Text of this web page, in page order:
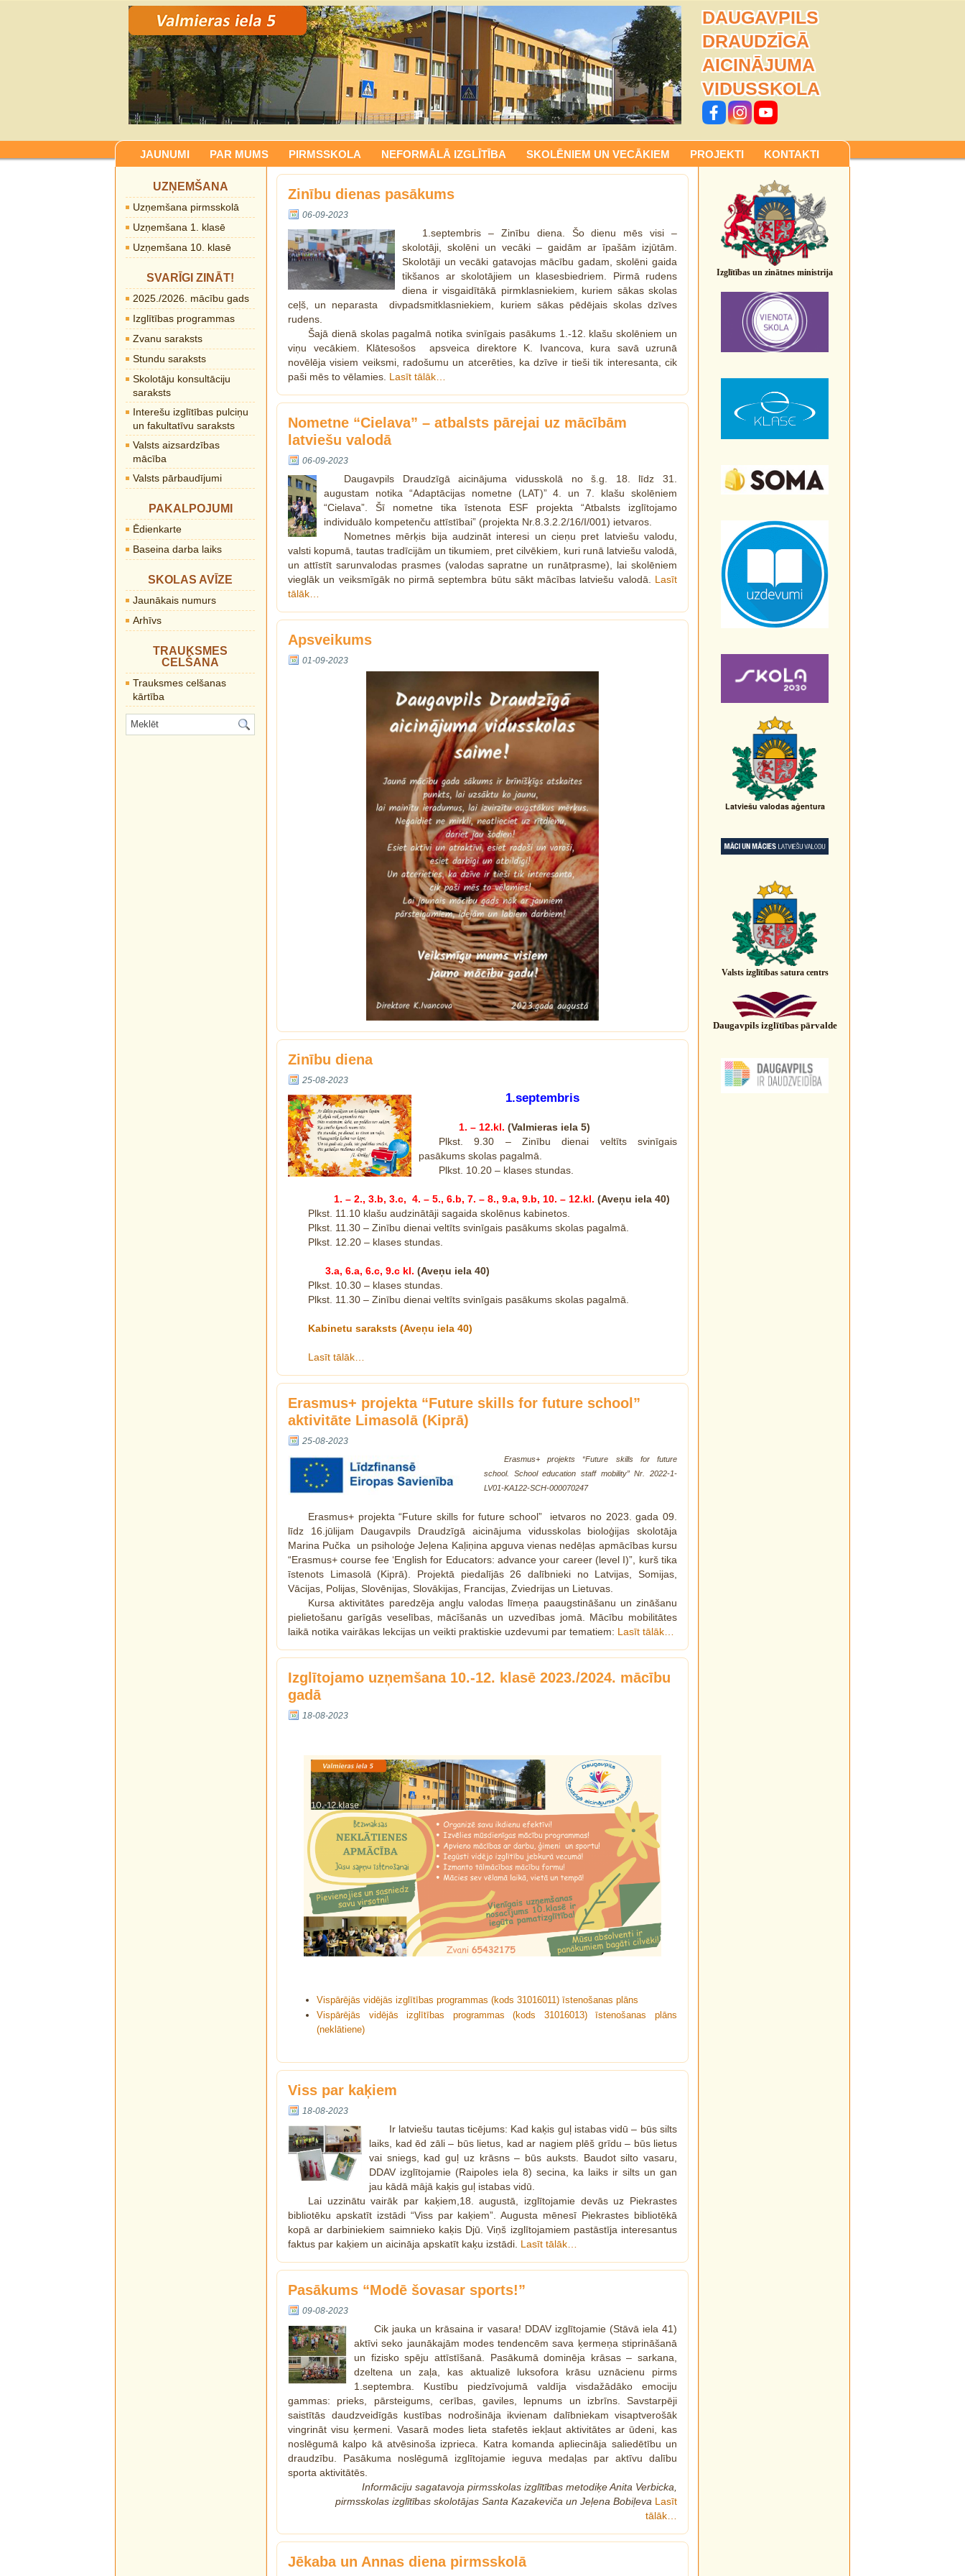
DAUGAVPILS
DRAUDZĪGĀ
AICINĀJUMA
VIDUSSKOLA
JAUNUMI PAR MUMS PIRMSSKOLA NEFORMĀLĀ IZGLĪTĪBA SKOLĒNIEM UN VECĀKIEM PROJEKTI KONTAKTI
UZŅEMŠANA
Uzņemšana pirmsskolā
Uzņemšana 1. klasē
Uzņemšana 10. klasē
SVARĪGI ZINĀT!
2025./2026. mācību gads
Izglītības programmas
Zvanu saraksts
Stundu saraksts
Skolotāju konsultāciju
saraksts
Interešu izglītības pulciņu
un fakultatīvu saraksts
Valsts aizsardzības
mācība
Valsts pārbaudījumi
PAKALPOJUMI
Ēdienkarte
Baseina darba laiks
SKOLAS AVĪZE
Jaunākais numurs
Arhīvs
TRAUKSMES
CELŠANA
Trauksmes celšanas
kārtība
Zinību dienas pasākums
06-09-2023
1.septembris – Zinību diena. Šo dienu mēs visi –
skolotāji, skolēni un vecāki – gaidām ar īpašām izjūtām.
Skolotāji un vecāki gatavojas mācību gadam, skolēni gaida
tikšanos ar skolotājiem un klasesbiedriem. Pirmā rudens
diena ir visgaidītākā pirmklasniekiem, kuriem sākas skolas
ceļš, un neparasta divpadsmitklasniekiem, kuriem sākas pēdējais skolas dzīves
rudens.
Šajā dienā skolas pagalmā notika svinīgais pasākums 1.-12. klašu skolēniem un
viņu vecākiem. Klātesošos apsveica direktore K. Ivancova, kura savā uzrunā
novēlēja visiem veiksmi, radošumu un atcerēties, ka dzīve ir tieši tik interesanta, cik
paši mēs to vēlamies. Lasīt tālāk…
Nometne “Cielava” – atbalsts pārejai uz mācībām
latviešu valodā
06-09-2023
Daugavpils Draudzīgā aicinājuma vidusskolā no š.g. 18. līdz 31.
augustam notika “Adaptācijas nometne (LAT)” 4. un 7. klašu skolēniem
“Cielava”. Šī nometne tika īstenota ESF projekta “Atbalsts izglītojamo
individuālo kompetenču attīstībai” (projekta Nr.8.3.2.2/16/I/001) ietvaros.
Nometnes mērķis bija audzināt interesi un cieņu pret latviešu valodu,
valsti kopumā, tautas tradīcijām un tikumiem, pret cilvēkiem, kuri runā latviešu valodā,
un attīstīt sarunvalodas prasmes (valodas sapratne un runātprasme), lai skolēniem
vieglāk un veiksmīgāk no pirmā septembra būtu sākt mācības latviešu valodā. Lasīt
tālāk…
Apsveikums
01-09-2023
Zinību diena
25-08-2023
1.septembris
1. – 12.kl. (Valmieras iela 5)
Plkst. 9.30 – Zinību dienai veltīts svinīgais
pasākums skolas pagalmā.
Plkst. 10.20 – klases stundas.
1. – 2., 3.b, 3.c, 4. – 5., 6.b, 7. – 8., 9.a, 9.b, 10. – 12.kl. (Aveņu iela 40)
Plkst. 11.10 klašu audzinātāji sagaida skolēnus kabinetos.
Plkst. 11.30 – Zinību dienai veltīts svinīgais pasākums skolas pagalmā.
Plkst. 12.20 – klases stundas.
3.a, 6.a, 6.c, 9.c kl. (Aveņu iela 40)
Plkst. 10.30 – klases stundas.
Plkst. 11.30 – Zinību dienai veltīts svinīgais pasākums skolas pagalmā.
Kabinetu saraksts (Aveņu iela 40)
Lasīt tālāk…
Erasmus+ projekta “Future skills for future school”
aktivitāte Limasolā (Kiprā)
25-08-2023
Erasmus+ projekts “Future skills for future
school. School education staff mobility” Nr. 2022-1-
LV01-KA122-SCH-000070247
Erasmus+ projekta “Future skills for future school” ietvaros no 2023. gada 09.
līdz 16.jūlijam Daugavpils Draudzīgā aicinājuma vidusskolas bioloģijas skolotāja
Marina Pučka un psiholoģe Jeļena Kaļiņina apguva vienas nedēļas apmācības kursu
“Erasmus+ course fee ‘English for Educators: advance your career (level I)”, kurš tika
īstenots Limasolā (Kiprā). Projektā piedalījās 26 dalībnieki no Latvijas, Somijas,
Vācijas, Polijas, Slovēnijas, Slovākijas, Francijas, Zviedrijas un Lietuvas.
Kursa aktivitātes paredzēja angļu valodas līmeņa paaugstināšanu un zināšanu
pielietošanu garīgās veselības, mācīšanās un uzvedības jomā. Mācību mobilitātes
laikā notika vairākas lekcijas un veikti praktiskie uzdevumi par tematiem: Lasīt tālāk…
Izglītojamo uzņemšana 10.-12. klasē 2023./2024. mācību
gadā
18-08-2023
Vispārējās vidējās izglītības programmas (kods 31016011) īstenošanas plāns
Vispārējās vidējās izglītības programmas (kods 31016013) īstenošanas plāns
(neklātiene)
Viss par kaķiem
18-08-2023
Ir latviešu tautas ticējums: Kad kaķis guļ istabas vidū – būs silts
laiks, kad ēd zāli – būs lietus, kad ar nagiem plēš grīdu – būs lietus
vai sniegs, kad guļ uz krāsns – būs auksts. Baudot silto vasaru,
DDAV izglītojamie (Raipoles iela 8) secina, ka laiks ir silts un gan
jau kādā mājā kaķis guļ istabas vidū.
Lai uzzinātu vairāk par kaķiem,18. augustā, izglītojamie devās uz Piekrastes
bibliotēku apskatīt izstādi “Viss par kaķiem”. Augusta mēnesī Piekrastes bibliotēkā
kopā ar darbiniekiem saimnieko kaķis Djū. Viņš izglītojamiem pastāstīja interesantus
faktus par kaķiem un aicināja apskatīt kaķu izstādi. Lasīt tālāk…
Pasākums “Modē šovasar sports!”
09-08-2023
Cik jauka un krāsaina ir vasara! DDAV izglītojamie (Stāvā iela 41)
aktīvi seko jaunākajām modes tendencēm sava ķermeņa stiprināšanā
un fizisko spēju attīstīšanā. Pasākumā dominēja krāsas – sarkana,
dzeltena un zaļa, kas aktualizē luksofora krāsu uznācienu pirms
1.septembra. Kustību piedzīvojumā valdīja visdažādāko emociju
gammas: prieks, pārsteigums, cerības, gaviles, lepnums un izbrīns. Savstarpēji
saistītās daudzveidīgās kustības nodrošināja ikvienam dalībniekam visaptverošāk
vingrināt visu ķermeni. Vasarā modes lieta stafetēs iekļaut aktivitātes ar ūdeni, kas
noslēgumā kalpo kā atvēsinoša izprieca. Katra komanda apliecināja saliedētību un
draudzību. Pasākuma noslēgumā izglītojamie ieguva medaļas par aktīvu dalību
sporta aktivitātēs.
Informāciju sagatavoja pirmsskolas izglītības metodiķe Anita Verbicka,
pirmsskolas izglītības skolotājas Santa Kazakeviča un Jeļena Bobiļeva Lasīt
tālāk…
Jēkaba un Annas diena pirmsskolā
Izglītības un zinātnes ministrija
Latviešu valodas aģentura
Valsts izglītības satura centrs
Daugavpils izglītības pārvalde